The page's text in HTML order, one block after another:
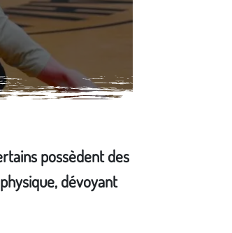
possèdent des
dévoyant